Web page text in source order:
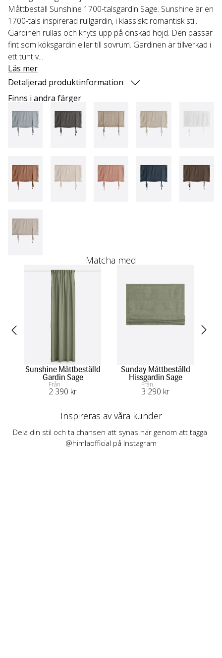
Måttbeställ Sunshine 1700-talsgardin Sage. Sunshine är en
1700-tals inspirerad rullgardin, i klassiskt romantisk stil.
Gardinen rullas och knyts upp på önskad höjd. Den passar
fint som köksgardin eller till sovrum. Gardinen är tillverkad i
ett tunt v...
Läs mer
Detaljerad produktinformation
Finns i andra färger
Matcha med
Sunshine Måttbeställd
Gardin Sage
Från
2 390 kr
Sunday Måttbeställd
Hissgardin Sage
Från
3 290 kr
Inspireras av våra kunder
Dela din stil och ta chansen att synas här genom att tagga
@himlaofficial på Instagram